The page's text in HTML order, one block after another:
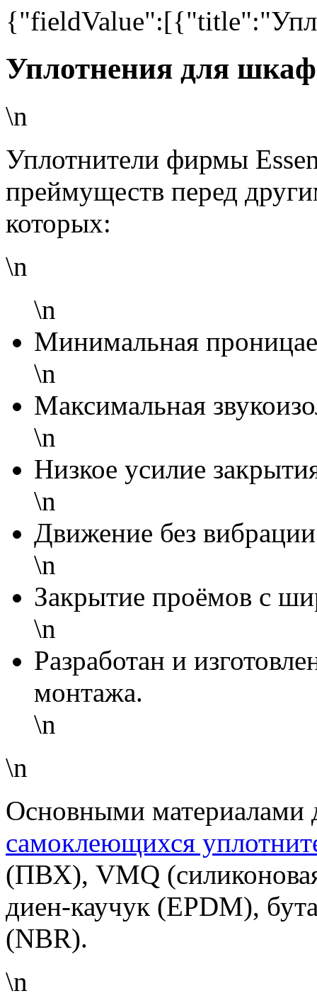
Уплотнения для
\n
Уплотнители фирмы
преймуществ перед
которых:
\n
\n
Минимальная
\n
Максимальная
\n
Низкое усилие
\n
Движение без
\n
Закрытие проёмов с
\n
Разработан и
монтажа.
\n
\n
Основными материалами
самоклеющихся
(ПВХ), VMQ
диен-каучук (EPDM),
(NBR).
\n